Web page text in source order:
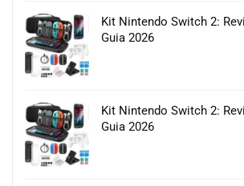
Kit Nintendo Switch 2:
Guia 2026
Kit Nintendo Switch 2:
Guia 2026